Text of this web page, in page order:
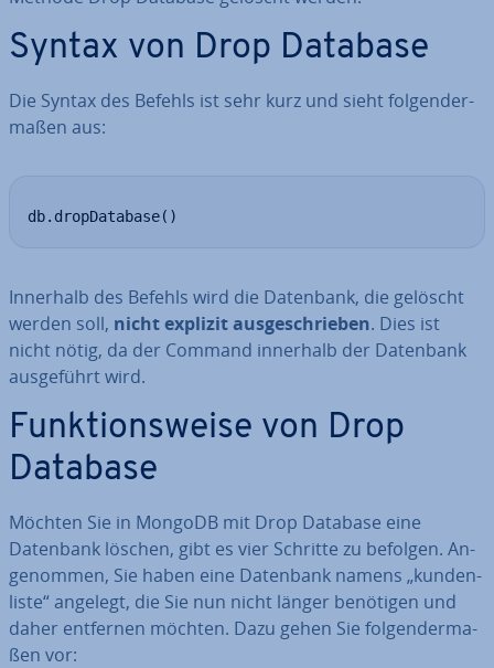
Syntax von Drop Database
Die Syntax des Befehls ist sehr kurz und sieht fol­gen­der­
ma­ßen aus:
db.dropDatabase()
Innerhalb des Befehls wird die Datenbank, die gelöscht
werden soll, nicht explizit aus­ge­schrie­ben. Dies ist
nicht nötig, da der Command innerhalb der Datenbank
aus­ge­führt wird.
Funk­ti­ons­wei­se von Drop
Database
Möchten Sie in MongoDB mit Drop Database eine
Datenbank löschen, gibt es vier Schritte zu befolgen. An­
ge­nom­men, Sie haben eine Datenbank namens „kun­den­
lis­te“ angelegt, die Sie nun nicht länger benötigen und
daher entfernen möchten. Dazu gehen Sie fol­gen­der­ma­
ßen vor: